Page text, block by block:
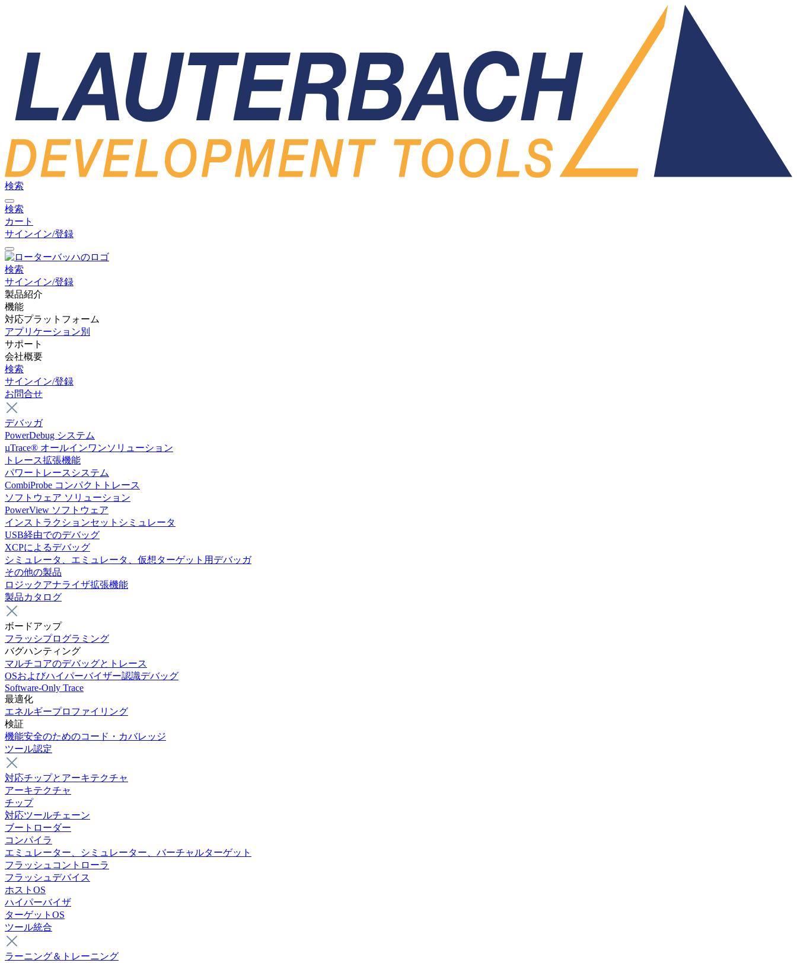
検索
検索
カート
サインイン/登録
検索
サインイン/登録
製品紹介
機能
対応プラットフォーム
アプリケーション別
サポート
会社概要
検索
サインイン/登録
お問合せ
デバッガ
PowerDebug システム
µTrace® オールインワンソリューション
トレース拡張機能
パワートレースシステム
CombiProbe コンパクトトレース
ソフトウェア ソリューション
PowerView ソフトウェア
インストラクションセットシミュレータ
USB経由でのデバッグ
XCPによるデバッグ
シミュレータ、エミュレータ、仮想ターゲット用デバッガ
その他の製品
ロジックアナライザ拡張機能
製品カタログ
ボードアップ
フラッシプログラミング
バグハンティング
マルチコアのデバッグとトレース
OSおよびハイパーバイザー認識デバッグ
Software-Only Trace
最適化
エネルギープロファイリング
検証
機能安全のためのコード・カバレッジ
ツール認定
対応チップとアーキテクチャ
アーキテクチャ
チップ
対応ツールチェーン
ブートローダー
コンパイラ
エミュレーター、シミュレーター、バーチャルターゲット
フラッシュコントローラ
フラッシュデバイス
ホストOS
ハイパーバイザ
ターゲットOS
ツール統合
ラーニング＆トレーニング